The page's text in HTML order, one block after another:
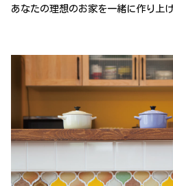
あなたの理想のお家を一緒に作り上